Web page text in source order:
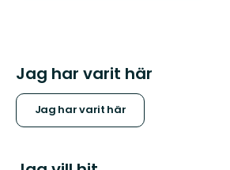
Jag har varit här
Jag har varit här